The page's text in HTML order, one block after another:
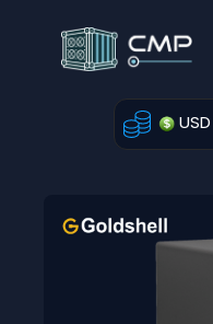
USD